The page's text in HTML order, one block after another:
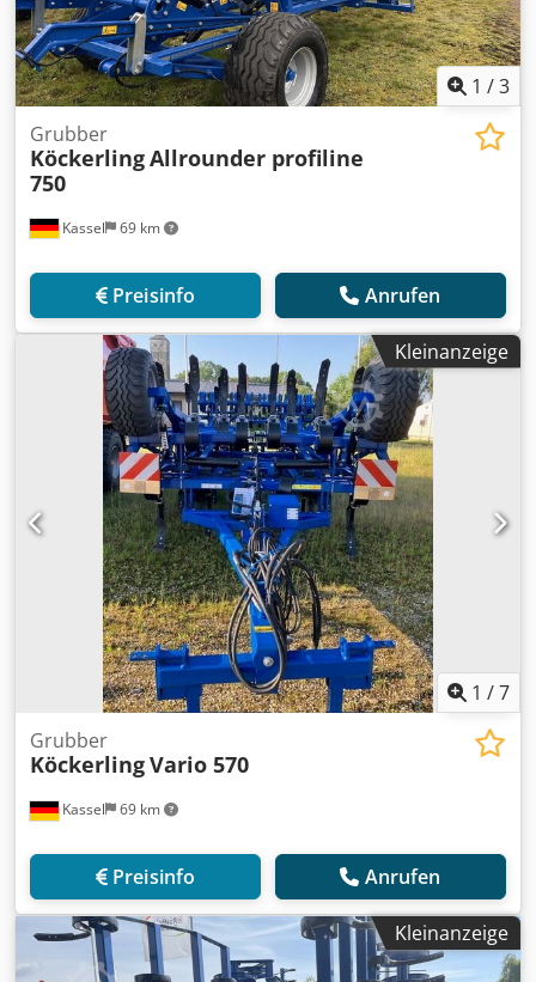
1 /3
Kassel 69 km
Grubber
KöckerlingAllrounder profiline
750
Preisinfo Anrufen
Kleinanzeige
1 /7
Kassel 69 km
Grubber
KöckerlingVario 570
Preisinfo Anrufen
Kleinanzeige